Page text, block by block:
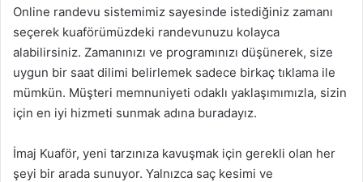
Online randevu sistemimiz sayesinde istediğiniz zamanı
seçerek kuaförümüzdeki randevunuzu kolayca
alabilirsiniz. Zamanınızı ve programınızı düşünerek, size
uygun bir saat dilimi belirlemek sadece birkaç tıklama ile
mümkün. Müşteri memnuniyeti odaklı yaklaşımımızla, sizin
için en iyi hizmeti sunmak adına buradayız.
İmaj Kuaför, yeni tarzınıza kavuşmak için gerekli olan her
şeyi bir arada sunuyor. Yalnızca saç kesimi ve